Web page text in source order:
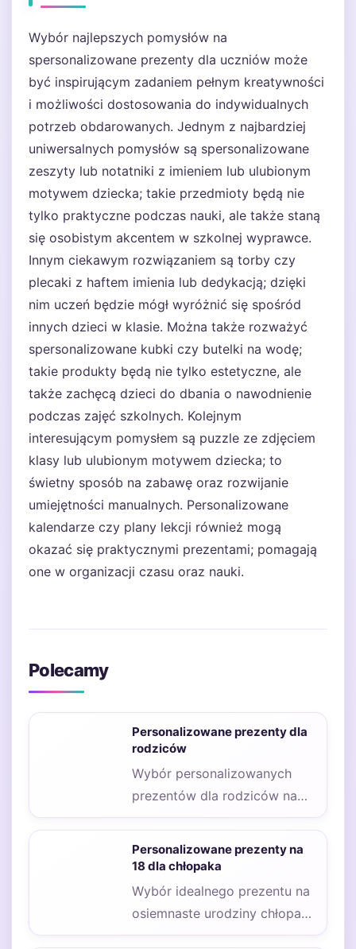
Wybór najlepszych pomysłów na
spersonalizowane prezenty dla uczniów może
być inspirującym zadaniem pełnym kreatywności
i możliwości dostosowania do indywidualnych
potrzeb obdarowanych. Jednym z najbardziej
uniwersalnych pomysłów są spersonalizowane
zeszyty lub notatniki z imieniem lub ulubionym
motywem dziecka; takie przedmioty będą nie
tylko praktyczne podczas nauki, ale także staną
się osobistym akcentem w szkolnej wyprawce.
Innym ciekawym rozwiązaniem są torby czy
plecaki z haftem imienia lub dedykacją; dzięki
nim uczeń będzie mógł wyróżnić się spośród
innych dzieci w klasie. Można także rozważyć
spersonalizowane kubki czy butelki na wodę;
takie produkty będą nie tylko estetyczne, ale
także zachęcą dzieci do dbania o nawodnienie
podczas zajęć szkolnych. Kolejnym
interesującym pomysłem są puzzle ze zdjęciem
klasy lub ulubionym motywem dziecka; to
świetny sposób na zabawę oraz rozwijanie
umiejętności manualnych. Personalizowane
kalendarze czy plany lekcji również mogą
okazać się praktycznymi prezentami; pomagają
one w organizacji czasu oraz nauki.
Polecamy
Personalizowane prezenty dla
rodziców
Wybór personalizowanych
prezentów dla rodziców na
różne okazje może być nieco
skomplikowany, ale z
pewnością…
Personalizowane prezenty na
18 dla chłopaka
Wybór idealnego prezentu na
osiemnaste urodziny chłopaka
może być nie lada